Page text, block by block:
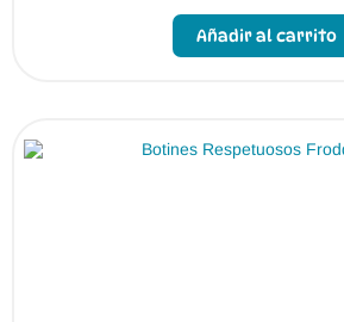
Añadir al carrito